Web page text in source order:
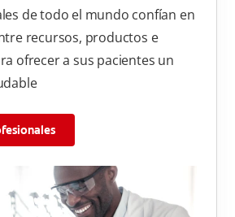
de todo el mundo confían en
recursos, productos e
ofrecer a sus pacientes un